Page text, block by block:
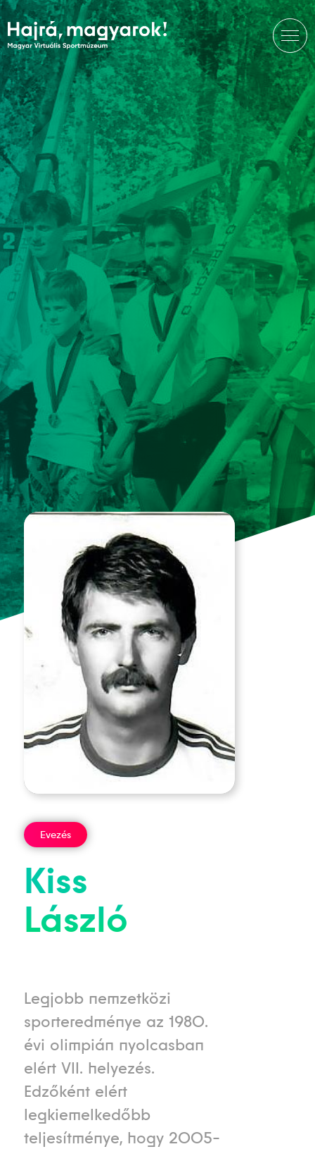
Evezés
Kiss
László
Legjobb nemzetközi
sporteredménye az 1980.
évi olimpián nyolcasban
elért VII. helyezés.
Edzőként elért
legkiemelkedőbb
teljesítménye, hogy 2005-